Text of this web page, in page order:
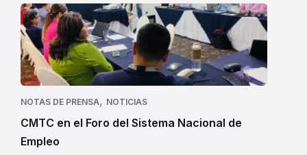
NOTAS DE PRENSA, NOTICIAS
CMTC en el Foro del Sistema Nacional de
Empleo